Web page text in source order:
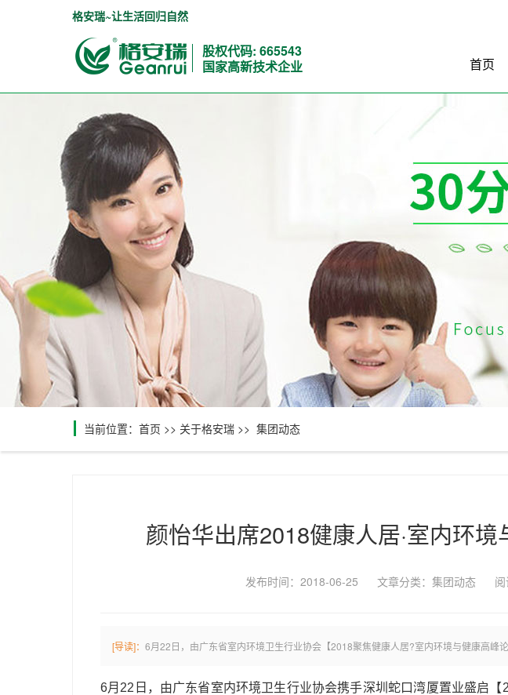
格安瑞~让生活回归自然
股权代码: 665543
国家高新技术企业
首页
当前位置： 首页 >> 关于格安瑞 >> 集团动态
颜怡华出席2018健康人居·室内环
发布时间：2018-06-25 文章分类： 集团动态 阅
[导读]： 6月22日，由广东省室内环境卫生行业协会【2018聚焦健康人居?室内环境与健康高峰
6月22日，由广东省室内环境卫生行业协会携手深圳蛇口湾厦置业盛启